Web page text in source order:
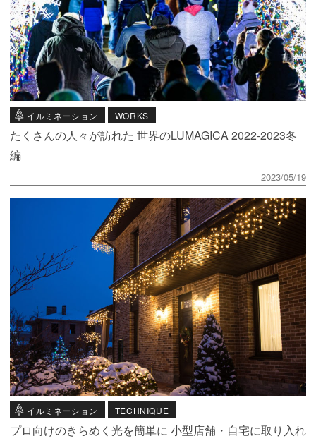
イルミネーション WORKS
たくさんの人々が訪れた 世界のLUMAGICA 2022-2023冬
編
2023/05/19
イルミネーション TECHNIQUE
プロ向けのきらめく光を簡単に 小型店舗・自宅に取り入れ